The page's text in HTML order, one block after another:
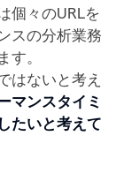
個々のURLを
スの分析業務
す。
はないと考え
マンスタイミ
たいと考えて